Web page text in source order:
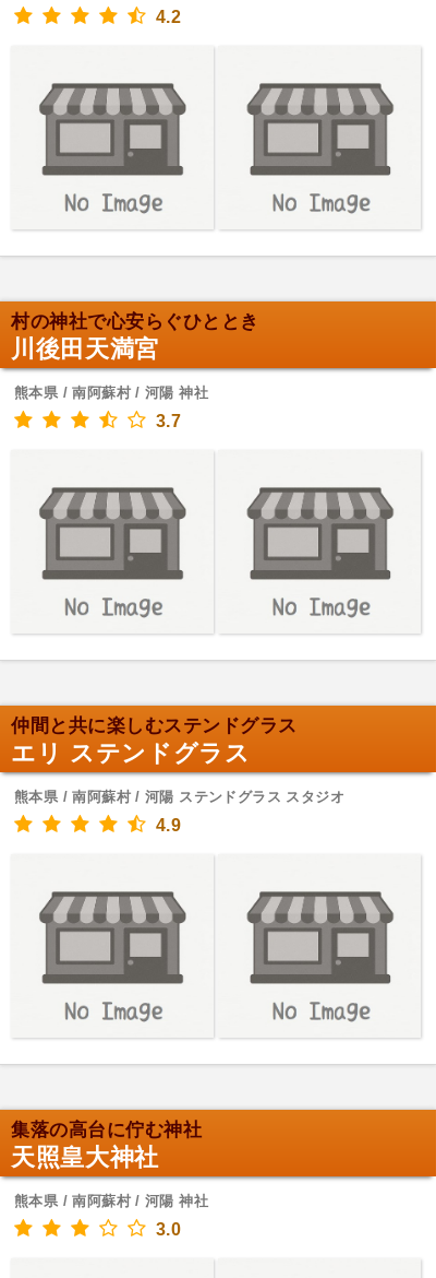
4.2
村の神社で心安らぐひととき
川後田天満宮
熊本県 / 南阿蘇村 / 河陽 神社
3.7
仲間と共に楽しむステンドグラス
エリ ステンドグラス
熊本県 / 南阿蘇村 / 河陽 ステンドグラス スタジオ
4.9
集落の高台に佇む神社
天照皇大神社
熊本県 / 南阿蘇村 / 河陽 神社
3.0